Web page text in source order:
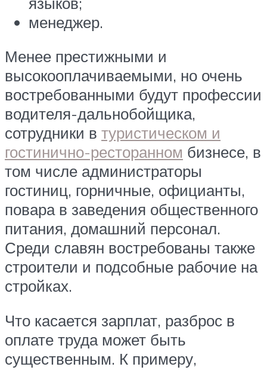
менеджер.
Менее престижными и
высокооплачиваемыми, но очень
востребованными будут профессии
водителя-дальнобойщика,
сотрудники в туристическом и
гостинично-ресторанном бизнесе, в
том числе администраторы
гостиниц, горничные, официанты,
повара в заведения общественного
питания, домашний персонал.
Среди славян востребованы также
строители и подсобные рабочие на
стройках.
Что касается зарплат, разброс в
оплате труда может быть
существенным. К примеру,